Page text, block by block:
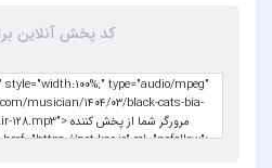
کد پخش آنلاین